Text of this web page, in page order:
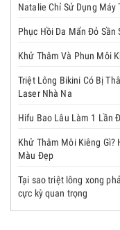
Natalie Chỉ Sử Dụng Máy
Phục Hồi Da Mẩn Đỏ Sần
Khử Thâm Và Phun Môi
Triệt Lông Bikini Có Bị
Laser Nhà Na
Hifu Bao Lâu Làm 1 Lần
Khử Thâm Môi Kiêng Gì?
Màu Đẹp
Tại sao triệt lông xong
cực kỳ quan trọng